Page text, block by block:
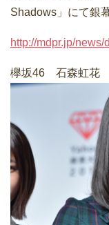
Shadows」にて銀
http://mdpr.jp/
欅坂46 石森虹花